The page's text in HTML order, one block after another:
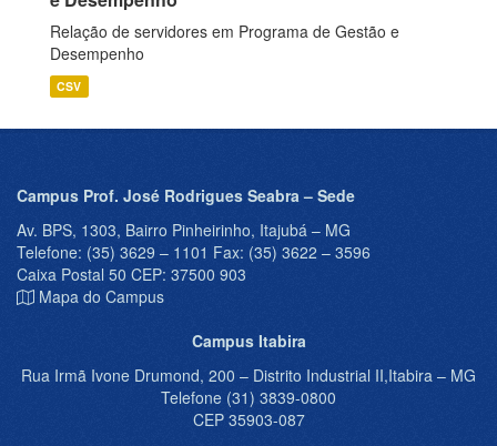
Relação de servidores em Programa de Gestão e
Desempenho
CSV
Campus Prof. José Rodrigues Seabra – Sede
Av. BPS, 1303, Bairro Pinheirinho, Itajubá – MG
Telefone: (35) 3629 – 1101 Fax: (35) 3622 – 3596
Caixa Postal 50 CEP: 37500 903
Mapa do Campus
Campus Itabira
Rua Irmã Ivone Drumond, 200 – Distrito Industrial II,Itabira – MG
Telefone (31) 3839-0800
CEP 35903-087